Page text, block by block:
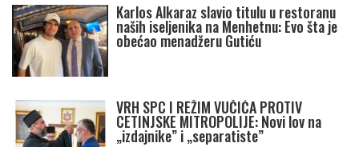
Karlos Alkaraz slavio titulu u restoranu
naših iseljenika na Menhetnu: Evo šta je
obećao menadžeru Gutiću
VRH SPC I REŽIM VUČIĆA PROTIV
CETINJSKE MITROPOLIJE: Novi lov na
„izdajnike” i „separatiste”